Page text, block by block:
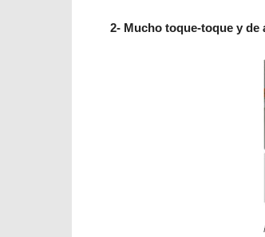
2- Mucho toque-toque y de